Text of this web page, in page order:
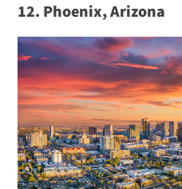
12. Phoenix, Arizona